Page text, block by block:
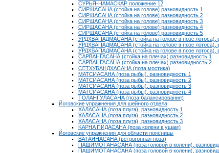
СУРЬЯ-НАМАСКАР, положение 12
СИРШАСАНА (стойка на голове) разновидность 1
СИРШАСАНА (стойка на голове) разновидность 2
СИРШАСАНА (стойка на голове) разновидность 3
СИРШАСАНА (стойка на голове) разновидность 4
СИРШАСАНА (стойка на голове) разновидность 5
УРДХВАПАДМАСАНА (стойка на голове в позе лотоса),
УРДХВАПАДМАСАНА (стойка на голове в позе лотоса),
УРДХВАПАДМАСАНА (стойка на голове в позе лотоса),
САРВАНГАСАНА (стойка на плечах) разновидность 1
САРВАНГАСАНА (стойка на плечах) разновидность 2
СЕТХУБАНДХАСАНА (поза мостика)
МАТСИАСАНА (поза рыбы), разновидность 1
МАТСИАСАНА (поза рыбы), разновидность 2
МАТСИАСАНА (поза рыбы), разновидность 3
МАТСИАСАНА (поза рыбы), разновидность 4
ТОЛАНГУЛАСАНА (поза балансирования)
Йоговские упражнения для шейного отдела
ХАЛАСАНА (поза плуга), разновидность 1
ХАЛАСАНА (поза плуга), разновидность 2
ХАЛАСАНА (поза плуга), разновидность 3
KAPHA ПИДАСАНА (поза колени к ушам)
Йоговские упражнения для области поясницы
ВАТАЯНАСАНА (ветрогонная поза)
ПАШИМОТАНАСАНА (поза головой в колени),
ПАШИМОТАНАСАНА (поза головой в колени),